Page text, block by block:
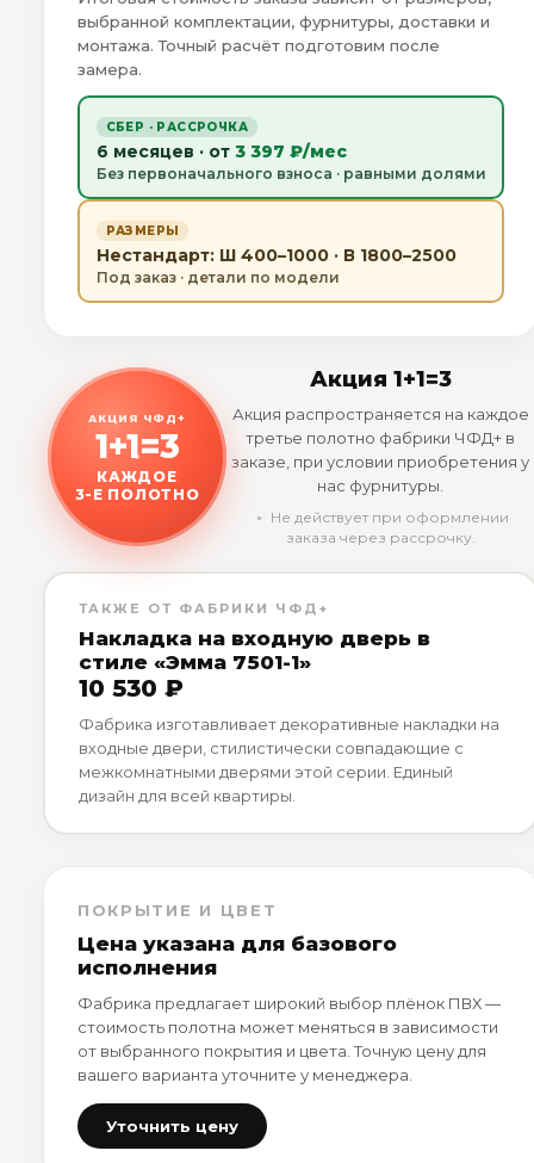
выбранной комплектации, фурнитуры, доставки и
монтажа. Точный расчёт подготовим после
замера.
СБЕР · РАССРОЧКА
6 месяцев · от 3 397 ₽/мес
Без первоначального взноса · равными долями
РАЗМЕРЫ
Нестандарт: Ш 400–1000 · В 1800–2500
Под заказ · детали по модели
АКЦИЯ ЧФД+
1+1=3
КАЖДОЕ
3-Е ПОЛОТНО
Акция 1+1=3
Акция распространяется на каждое
третье полотно фабрики ЧФД+ в
заказе, при условии приобретения у
нас фурнитуры.
﹡ Не действует при оформлении
заказа через рассрочку.
ТАКЖЕ ОТ ФАБРИКИ ЧФД+
Накладка на входную дверь в
стиле «Эмма 7501-1»
10 530 ₽
Фабрика изготавливает декоративные накладки на
входные двери, стилистически совпадающие с
межкомнатными дверями этой серии. Единый
дизайн для всей квартиры.
ПОКРЫТИЕ И ЦВЕТ
Цена указана для базового
исполнения
Фабрика предлагает широкий выбор плёнок ПВХ —
стоимость полотна может меняться в зависимости
от выбранного покрытия и цвета. Точную цену для
вашего варианта уточните у менеджера.
Уточнить цену